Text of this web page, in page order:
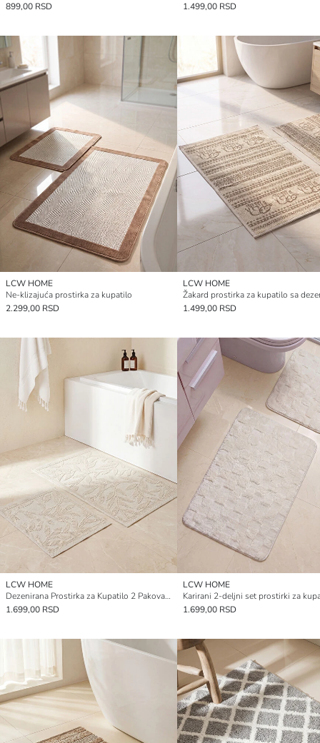
899,00 RSD
1.499,00 RSD
LCW HOME
Ne-klizajuća prostirka za kupatilo
2.299,00 RSD
LCW HOME
1.499,00 RSD
LCW HOME
Dezenirana Prostirka za Kupatilo 2 Pakovanja
1.699,00 RSD
LCW HOME
Karirani 2-deljni set prostirki za
1.699,00 RSD